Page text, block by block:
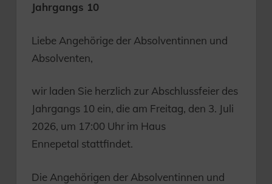
Jahrgangs 10
Liebe Angehörige der Absolventinnen und
Absolventen,
wir laden Sie herzlich zur Abschlussfeier des
Jahrgangs 10 ein, die am Freitag, den 3. Juli
2026, um 17:00 Uhr im Haus
Ennepetal stattfindet.
Die Angehörigen der Absolventinnen und